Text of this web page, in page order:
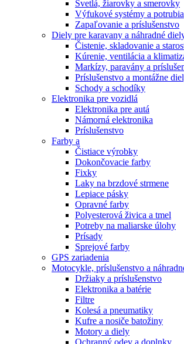
Svetlá, žiarovky a smerovky
Výfukové systémy a potrubia
Zapaľovanie a príslušenstvo
Diely pre karavany a náhradné
Čistenie, skladovanie a
Kúrenie, ventilácia a
Markízy, paravány a
Príslušenstvo a montážne
Schody a schodíky
Elektronika pre vozidlá
Elektronika pre autá
Námorná elektronika
Príslušenstvo
Farby a
Čistiace výrobky
Dokončovacie farby
Fixky
Laky na brzdové strmene
Lepiace pásky
Opravné farby
Polyesterová živica a tmel
Potreby na maliarske úlohy
Prísady
Sprejové farby
GPS zariadenia
Motocykle, príslušenstvo a
Držiaky a príslušenstvo
Elektronika a batérie
Filtre
Kolesá a pneumatiky
Kufre a nosiče batožiny
Motory a diely
Ochranný odev a doplnky